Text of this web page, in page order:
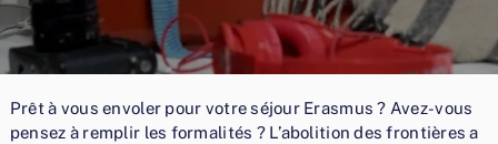
Prêt à vous envoler pour votre séjour Erasmus ? Avez-vous
pensez à remplir les formalités ? L’abolition des frontières a